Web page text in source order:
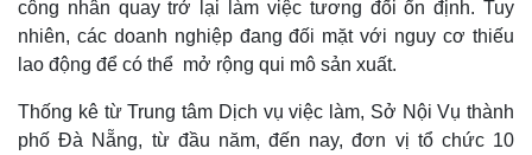
công nhân quay trở lại làm việc tương đối ổn định. Tuy
nhiên, các doanh nghiệp đang đối mặt với nguy cơ thiếu
lao động để có thể mở rộng qui mô sản xuất.
Thống kê từ Trung tâm Dịch vụ việc làm, Sở Nội Vụ thành
phố Đà Nẵng, từ đầu năm, đến nay, đơn vị tổ chức 10